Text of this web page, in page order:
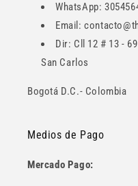
WhatsApp:
Email:
Dir: Cll 12 # 13 -
San Carlos
Bogotá D.C.- Colombia
Medios de Pago
Mercado Pago: